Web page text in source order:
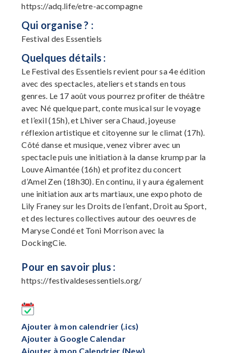
https://adq.life/etre-accompagne
Qui organise ? :
Festival des Essentiels
Quelques détails :
Le Festival des Essentiels revient pour sa 4e édition
avec des spectacles, ateliers et stands en tous
genres. Le 17 août vous pourrez profiter de théâtre
avec Né quelque part, conte musical sur le voyage
et l’exil (15h), et L’hiver sera Chaud, joyeuse
réflexion artistique et citoyenne sur le climat (17h).
Côté danse et musique, venez vibrer avec un
spectacle puis une initiation à la danse krump par la
Louve Aimantée (16h) et profitez du concert
d’Amel Zen (18h30). En continu, il y aura également
une initiation aux arts martiaux, une expo photo de
Lily Franey sur les Droits de l’enfant, Droit au Sport,
et des lectures collectives autour des oeuvres de
Maryse Condé et Toni Morrison avec la
DockingCie.
Pour en savoir plus :
https://festivaldesessentiels.org/
Ajouter à mon calendrier (.ics)
Ajouter à Google Calendar
Ajouter à mon Calendrier (New)